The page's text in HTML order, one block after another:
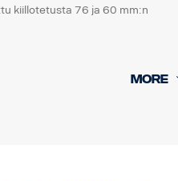
kiillotetusta 76 ja 60 mm:n
on helposti taitettavissa,
ilman työkaluja.